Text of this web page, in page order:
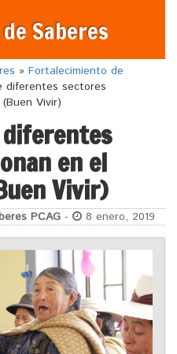
Saberes
» Fortalecimiento de
diferentes sectores
Vivir)
en el
Vivir)
PCAG - 8 enero, 2019